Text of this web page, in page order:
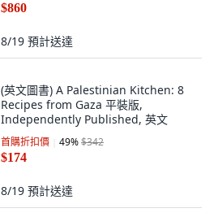
$860
8/19 預計送達
(英文圖書) A Palestinian Kitchen: 8
Recipes from Gaza 平裝版,
Independently Published, 英文
首購折扣價 49%$342
$174
8/19 預計送達